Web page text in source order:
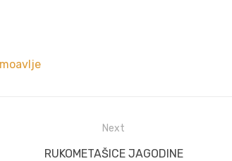
Next
NextRUKOMETAŠICE JAGODINE